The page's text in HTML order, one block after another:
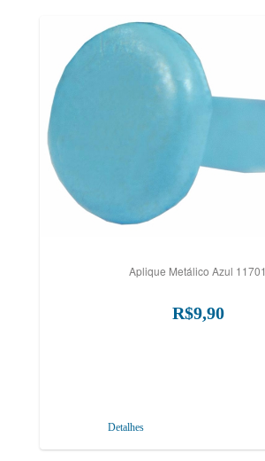
Aplique Metálico Azul 11701
R$9,90
Detalhes